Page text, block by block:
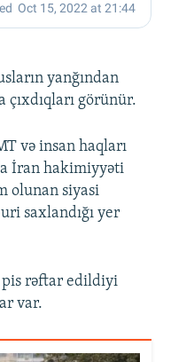
yanğından
çıxdıqları görünür.
və insan haqları
İran hakimiyyəti
olunan siyasi
saxlandığı yer
pis rəftar edildiyi
var.